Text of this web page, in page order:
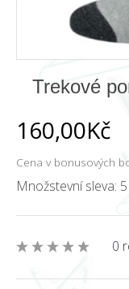
Trekové
160,00Kč
Cena v bonusových
Množstevní sleva:
0